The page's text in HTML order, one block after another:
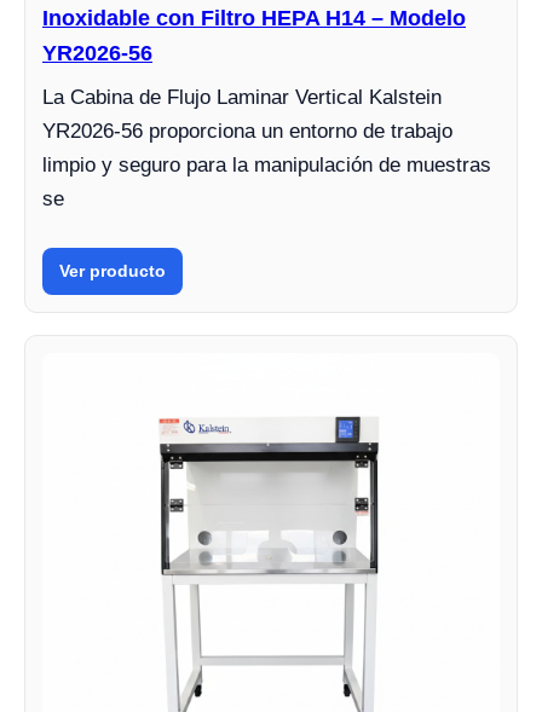
Inoxidable con Filtro HEPA H14 – Modelo
YR2026-56
La Cabina de Flujo Laminar Vertical Kalstein
YR2026-56 proporciona un entorno de trabajo
limpio y seguro para la manipulación de muestras
se
Ver producto